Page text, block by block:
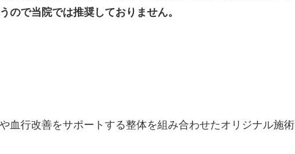
ので当院では推奨しておりません。
血行改善をサポートする整体を組み合わせたオリジナル施術